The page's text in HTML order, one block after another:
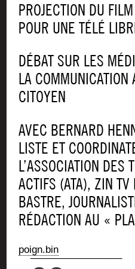
PRO­JEC­TION DU
POUR UNE TÉLÉ
DÉBAT SUR LES
LA COM­MU­NI­CA­TION
CITOYEN
AVEC BER­NARD
LISTE ET
L’ASSOCIATION DES
ACTIFS (ATA), ZIN
BASTRE,
RÉDAC­TION AU «
poign.bin